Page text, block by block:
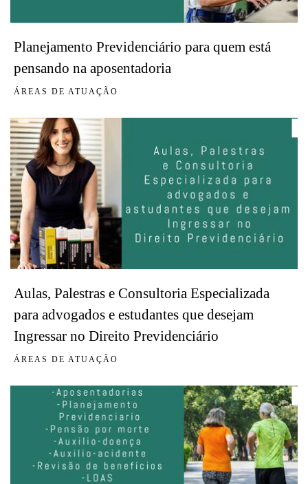
Planejamento Previdenciário para quem está
pensando na aposentadoria
ÁREAS DE ATUAÇÃO
Aulas, Palestras e Consultoria Especializada
para advogados e estudantes que desejam
Ingressar no Direito Previdenciário
ÁREAS DE ATUAÇÃO